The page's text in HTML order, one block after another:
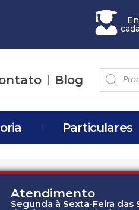
Blog
Particulares
Atendimento
Segunda à Sexta-Feira das